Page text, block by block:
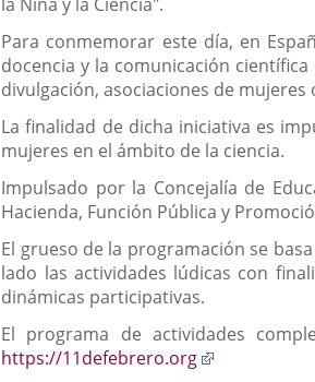
Para conmemorar este día, en
docencia y la comunicación
divulgación, asociaciones de
La finalidad de dicha iniciativa es
mujeres en el ámbito de la ciencia.
Impulsado por la Concejalía de
Hacienda, Función Pública y
El grueso de la programación se
lado las actividades lúdicas con
dinámicas participativas.
El programa de actividades
https://11defebrero.org